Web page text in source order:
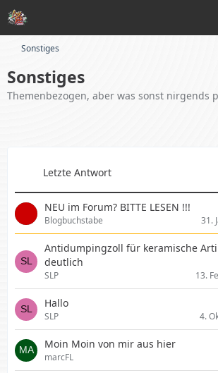
Sonstiges
Sonstiges
Themenbezogen, aber was sonst nirgends
Letzte Antwort
NEU im Forum? BITTE LESEN !!!
Blogbuchstabe 31.
Antidumpingzoll für keramische
deutlich
SLP 13.
Hallo
SLP
4.
Moin Moin von mir aus hier
marcFL